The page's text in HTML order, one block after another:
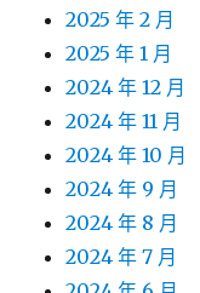
2025 年 2 月
2025 年 1 月
2024 年 12 月
2024 年 11 月
2024 年 10 月
2024 年 9 月
2024 年 8 月
2024 年 7 月